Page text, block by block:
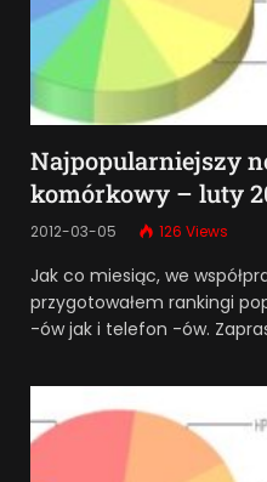
Najpopularniejszy
komórkowy – luty
2012-03-05 126 Views
Jak co miesiąc, we
przygotowałem rankingi
-ów jak i telefon -ów.